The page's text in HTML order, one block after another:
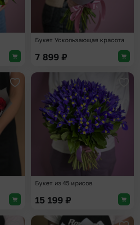
Букет Ускользающая красота
7 899 ₽
Добавить в избранное
Букет из 45 ирисов
15 199 ₽